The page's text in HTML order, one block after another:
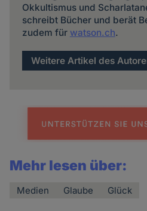
Okkultismus und
schreibt Bücher und berät
zudem für watson.ch.
Weitere Artikel des
Mehr lesen über:
Medien Glaube Glück